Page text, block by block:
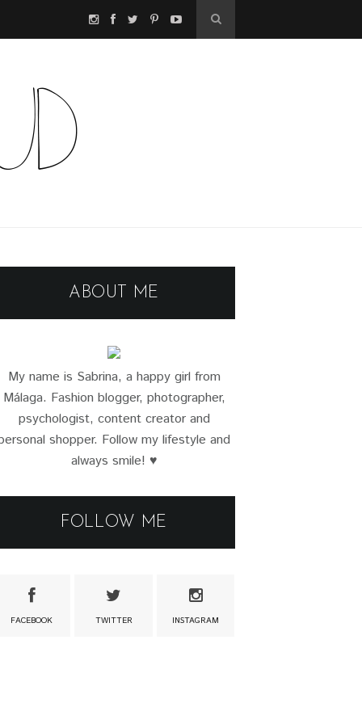
ABOUT ME
My name is Sabrina, a happy girl from
Málaga. Fashion blogger, photographer,
psychologist, content creator and
shopper. Follow my lifestyle and
always smile! ♥
FOLLOW ME
FACEBOOK TWITTER INSTAGRAM